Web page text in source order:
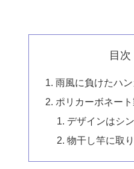
目次
雨風に負けたハ
ポリカーボネー
デザインはシ
物干し竿に取